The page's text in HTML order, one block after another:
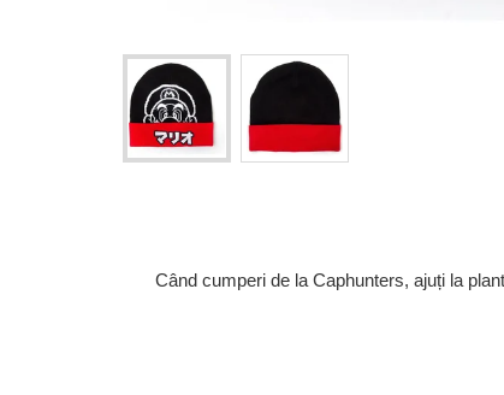
Când cumperi de la Caphunters, ajuți la